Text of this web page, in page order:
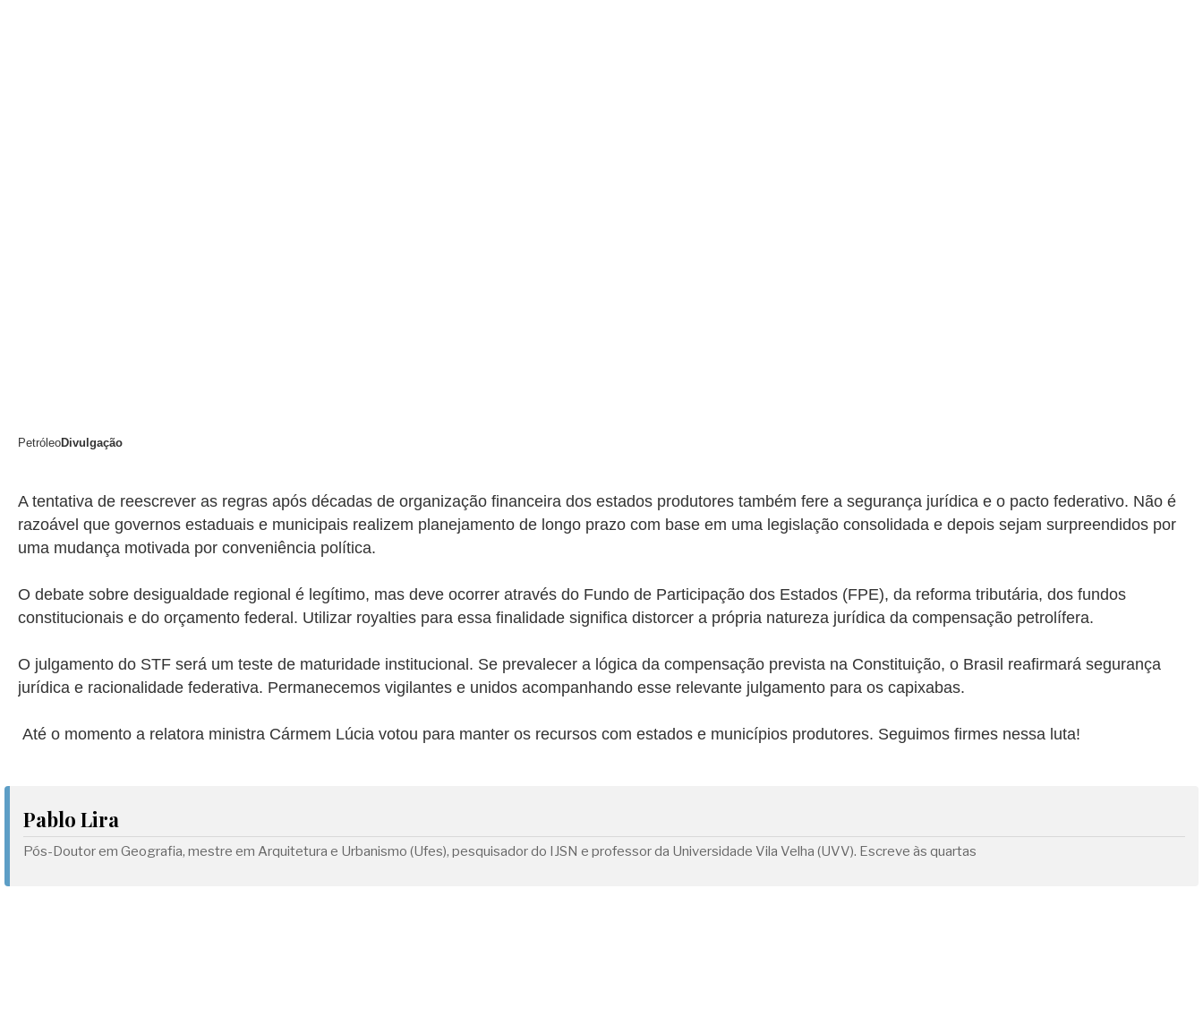
PetróleoDivulgação
A tentativa de reescrever as regras após décadas de organização financeira dos estados produtores também fere a segurança jurídica e o pacto federativo. Não é
razoável que governos estaduais e municipais realizem planejamento de longo prazo com base em uma legislação consolidada e depois sejam surpreendidos por
uma mudança motivada por conveniência política.
O debate sobre desigualdade regional é legítimo, mas deve ocorrer através do Fundo de Participação dos Estados (FPE), da reforma tributária, dos fundos
constitucionais e do orçamento federal. Utilizar royalties para essa finalidade significa distorcer a própria natureza jurídica da compensação petrolífera.
O julgamento do STF será um teste de maturidade institucional. Se prevalecer a lógica da compensação prevista na Constituição, o Brasil reafirmará segurança
jurídica e racionalidade federativa. Permanecemos vigilantes e unidos acompanhando esse relevante julgamento para os capixabas.
Até o momento a relatora ministra Cármem Lúcia votou para manter os recursos com estados e municípios produtores. Seguimos firmes nessa luta!
Pablo Lira
Pós-Doutor em Geografia, mestre em Arquitetura e Urbanismo (Ufes), pesquisador do IJSN e professor da Universidade Vila Velha (UVV). Escreve às quartas